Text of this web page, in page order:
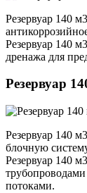
Резервуар 140
Резервуар 140
дренажа для
Резервуар
Резервуар 140
блочную
Резервуар 140
потоками.